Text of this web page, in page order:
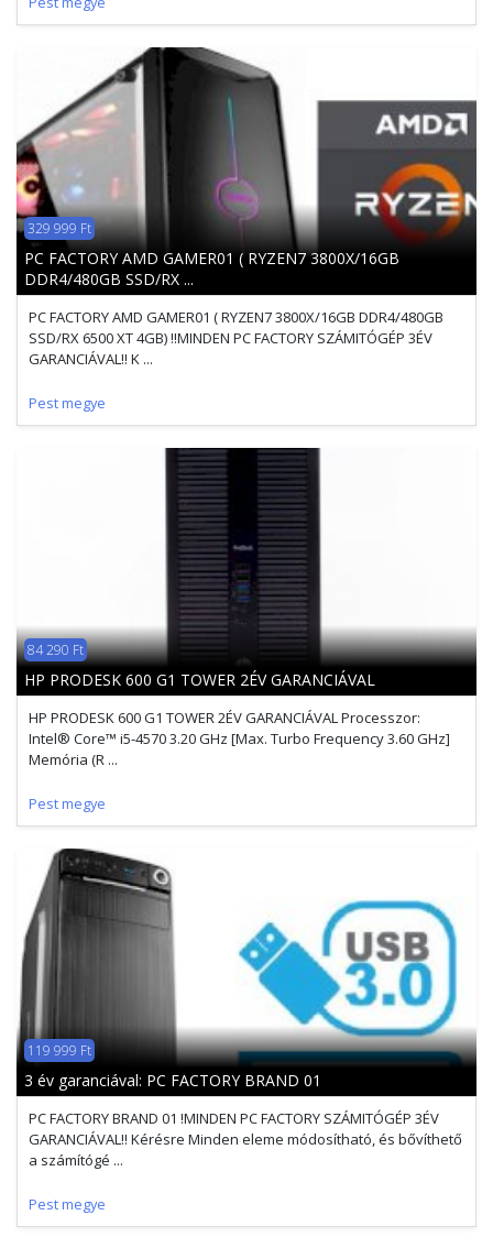
329 999 Ft
PC FACTORY AMD GAMER01 ( RYZEN7 3800X/16GB
DDR4/480GB SSD/RX ...
PC FACTORY AMD GAMER01 ( RYZEN7 3800X/16GB DDR4/480GB
SSD/RX 6500 XT 4GB) !!MINDEN PC FACTORY SZÁMITÓGÉP 3ÉV
GARANCIÁVAL!! K ...
Pest megye
84 290 Ft
HP PRODESK 600 G1 TOWER 2ÉV GARANCIÁVAL
HP PRODESK 600 G1 TOWER 2ÉV GARANCIÁVAL Processzor:
Intel® Core™ i5-4570 3.20 GHz [Max. Turbo Frequency 3.60 GHz]
Memória (R ...
Pest megye
119 999 Ft
3 év garanciával: PC FACTORY BRAND 01
PC FACTORY BRAND 01 !MINDEN PC FACTORY SZÁMITÓGÉP 3ÉV
GARANCIÁVAL!! Kérésre Minden eleme módosítható, és bővíthető
a számítógé ...
Pest megye